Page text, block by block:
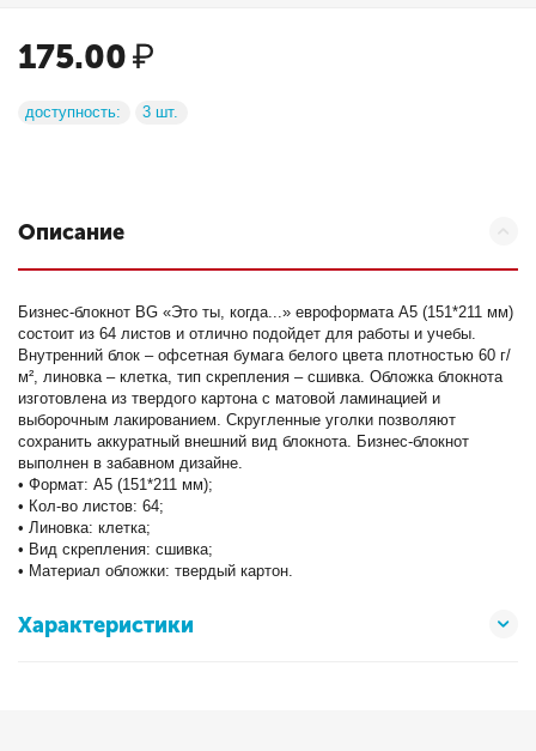
175.00₽
доступность: 3 шт.
Описание
Бизнес-блокнот BG «Это ты, когда...» евроформата А5 (151*211 мм)
состоит из 64 листов и отлично подойдет для работы и учебы.
Внутренний блок – офсетная бумага белого цвета плотностью 60 г/
м², линовка – клетка, тип скрепления – сшивка. Обложка блокнота
изготовлена из твердого картона с матовой ламинацией и
выборочным лакированием. Скругленные уголки позволяют
сохранить аккуратный внешний вид блокнота. Бизнес-блокнот
выполнен в забавном дизайне.
• Формат: А5 (151*211 мм);
• Кол-во листов: 64;
• Линовка: клетка;
• Вид скрепления: сшивка;
• Материал обложки: твердый картон.
Характеристики